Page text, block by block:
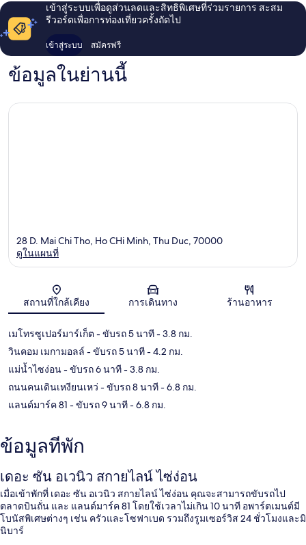
เข้าสู่ระบบเพื่อดูส่วนลดและสิทธิพิเศษที่ร่วมรายการ สะสม
รีวอร์ดเพื่อการท่องเที่ยวครั้งถัดไป
เข้าสู่ระบบ สมัครฟรี
ข้อมูลในย่านนี้
แผนที่
28 D. Mai Chi Tho, Ho CHi Minh, Thu Duc, 70000
ดูในแผนที่
สถานที่ใกล้เคียง การเดินทาง ร้านอาหาร
เมโทรซูเปอร์มาร์เก็ต - ขับรถ 5 นาที- 3.8 กม.
วินคอม เมกามอลล์ - ขับรถ 5 นาที- 4.2 กม.
แม่น้ำไซง่อน- ขับรถ 6 นาที- 3.8 กม.
ถนนคนเดินเหงียนเหว่ - ขับรถ 8 นาที- 6.8 กม.
แลนด์มาร์ค 81 - ขับรถ 9 นาที- 6.8 กม.
ข้อมูลที่พัก
เดอะ ซัน อเวนิว สกายไลน์ ไซ่ง่อน
เมื่อเข้าพักที่ เดอะ ซัน อเวนิว สกายไลน์ ไซ่ง่อน คุณจะสามารถขับรถไป
ตลาดบินถั่น และ แลนด์มาร์ค 81 โดยใช้เวลาไม่เกิน 10 นาที อพาร์ตเมนต์มี
โบนัสพิเศษต่างๆ เช่น ครัวและโซฟาเบด รวมถึงรูมเซอร์วิส 24 ชั่วโมงและมิ
นิบาร์